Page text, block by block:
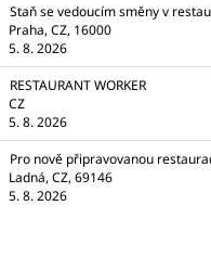
Staň se vedoucím směny v
Praha, CZ, 16000
5. 8. 2026
RESTAURANT WORKER
CZ
5. 8. 2026
Pro nově připravovanou
Ladná, CZ, 69146
5. 8. 2026